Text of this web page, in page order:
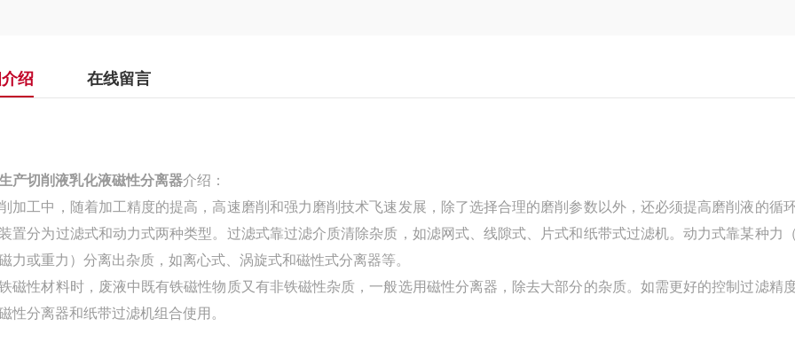
绍 在线留言
产切削液乳化液磁性分离器介绍：
加工中，随着加工精度的提高，高速磨削和强力磨削技术飞速发展，除了选择合理的磨削参数以外，还必须提高磨削液的循
置分为过滤式和动力式两种类型。过滤式靠过滤介质清除杂质，如滤网式、线隙式、片式和纸带式过滤机。动力式靠某种力
力或重力）分离出杂质，如离心式、涡旋式和磁性式分离器等。
磁性材料时，废液中既有铁磁性物质又有非铁磁性杂质，一般选用磁性分离器，除去大部分的杂质。如需更好的控制过滤精
性分离器和纸带过滤机组合使用。